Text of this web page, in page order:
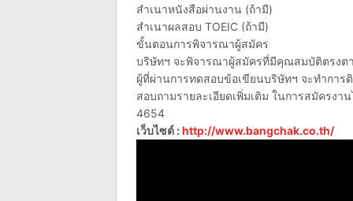
สำเนาหนังสือผ่านงาน (ถ้ามี)
สำเนาผลสอบ TOEIC (ถ้ามี)
ขั้นตอนการพิจารณาผู้สมัคร
บริษัทฯ จะพิจารณาผู้สมัครที่มีคุณสมบัติตรงต
ผู้ที่ผ่านการทดสอบข้อเขียนบริษัทฯ จะทำการ
สอบถามรายละเอียดเพิ่มเติม ในการสมัคร
4654
เว็บไซต์ :http://www.bangchak.co.th/